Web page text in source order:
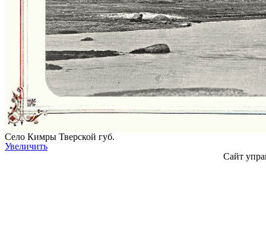
Село Кимры Тверской губ.
Увеличить
Сайт